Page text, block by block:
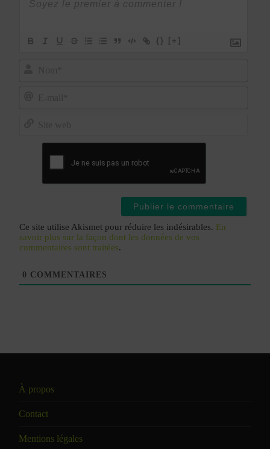
{} [+]
Ce site utilise Akismet pour réduire les indésirables. En
savoir plus sur la façon dont les données de vos
commentaires sont traitées.
0 COMMENTAIRES
À propos
Contact
Mentions légales